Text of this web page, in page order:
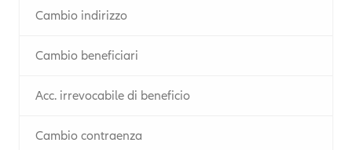
Cambio indirizzo
Cambio beneficiari
Acc. irrevocabile di beneficio
Cambio contraenza